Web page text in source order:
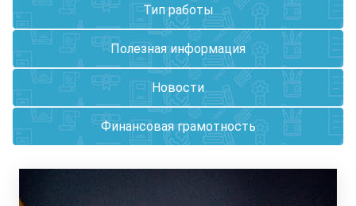
Тип работы
Полезная информация
Новости
Финансовая грамотность